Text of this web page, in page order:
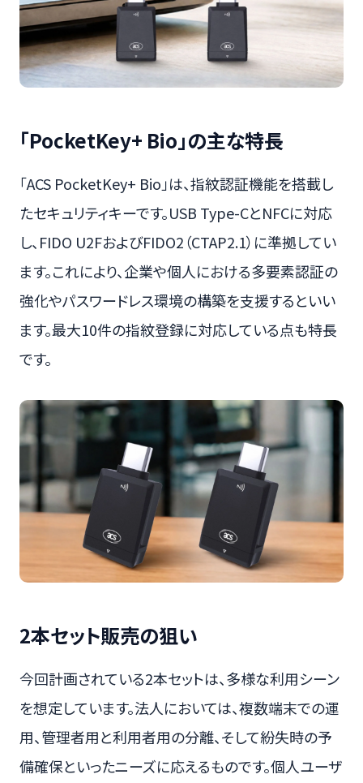
「PocketKey+ Bio」の主な特長
「ACS PocketKey+ Bio」は、指紋認証機能を搭載し
たセキュリティキーです。USB Type-CとNFCに対応
し、FIDO U2FおよびFIDO2（CTAP2.1）に準拠してい
ます。これにより、企業や個人における多要素認証の
強化やパスワードレス環境の構築を支援するといい
ます。最大10件の指紋登録に対応している点も特長
です。
2本セット販売の狙い
今回計画されている2本セットは、多様な利用シーン
を想定しています。法人においては、複数端末での運
用、管理者用と利用者用の分離、そして紛失時の予
備確保といったニーズに応えるものです。個人ユーザ